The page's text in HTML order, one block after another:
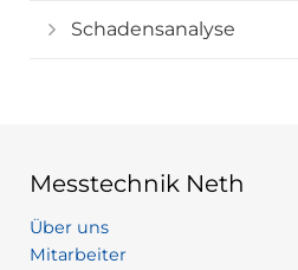
Schadensanalyse
Messtechnik Neth
Über uns
Mitarbeiter